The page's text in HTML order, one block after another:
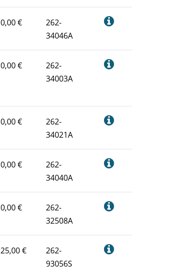
0,00 €
262-
34046A
0,00 €
262-
34003A
0,00 €
262-
34021A
0,00 €
262-
34040A
0,00 €
262-
32508A
25,00 €
262-
93056S